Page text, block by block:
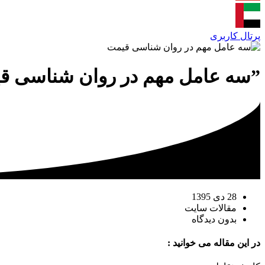
پرتال کاربری
”سه عامل مهم در روان شناسی
28 دی 1395
مقالات سایت
بدون دیدگاه
در این مقاله می خوانید :